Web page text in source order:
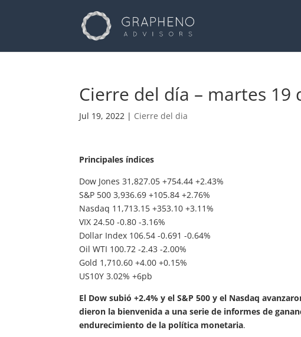
Cierre del día – martes 19
Jul 19, 2022 | Cierre del dia
Principales índices
Dow Jones 31,827.05 +754.44 +2.43%
S&P 500 3,936.69 +105.84 +2.76%
Nasdaq 11,713.15 +353.10 +3.11%
VIX 24.50 -0.80 -3.16%
Dollar Index 106.54 -0.691 -0.64%
Oil WTI 100.72 -2.43 -2.00%
Gold 1,710.60 +4.00 +0.15%
US10Y 3.02% +6pb
El Dow subió +2.4% y el S&P 500 y el Nasdaq
dieron la bienvenida a una serie de informes de
endurecimiento de la política monetaria.